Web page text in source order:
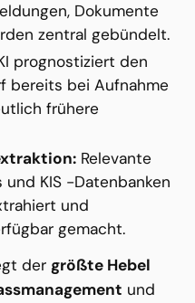
Dokumente
zentral gebündelt.
prognostiziert den
bereits bei Aufnahme
frühere
Relevante
und KIS -Datenbanken
und
gemacht.
der größte Hebel